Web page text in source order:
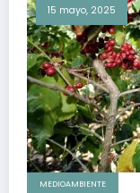
15 mayo, 2025
MEDIOAMBIENTE